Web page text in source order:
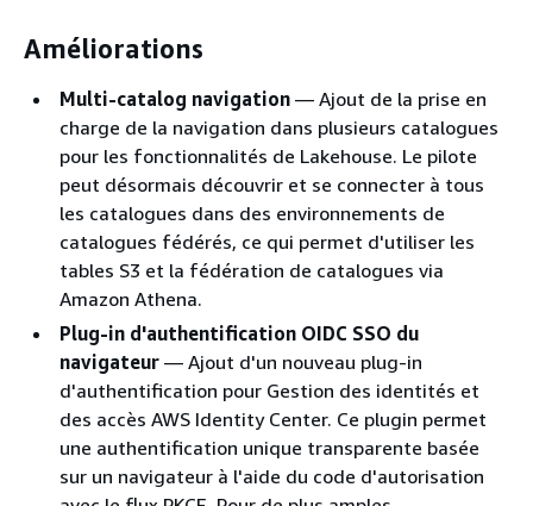
Améliorations
Multi-catalog navigation — Ajout de la prise en
charge de la navigation dans plusieurs catalogues
pour les fonctionnalités de Lakehouse. Le pilote
peut désormais découvrir et se connecter à tous
les catalogues dans des environnements de
catalogues fédérés, ce qui permet d'utiliser les
tables S3 et la fédération de catalogues via
Amazon Athena.
Plug-in d'authentification OIDC SSO du
navigateur — Ajout d'un nouveau plug-in
d'authentification pour Gestion des identités et
des accès AWS Identity Center. Ce plugin permet
une authentification unique transparente basée
sur un navigateur à l'aide du code d'autorisation